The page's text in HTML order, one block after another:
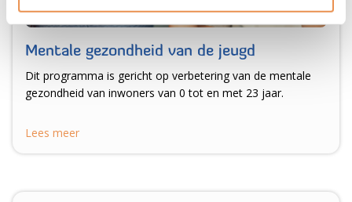
Mentale gezondheid van de jeugd
Dit programma is gericht op verbetering van de mentale
gezondheid van inwoners van 0 tot en met 23 jaar.
Lees meer